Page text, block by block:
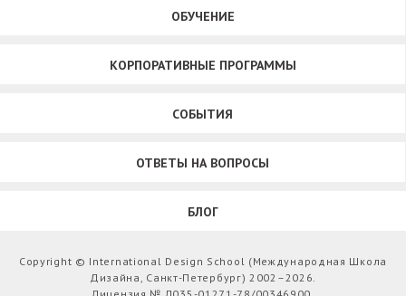
ОБУЧЕНИЕ
КОРПОРАТИВНЫЕ ПРОГРАММЫ
СОБЫТИЯ
ОТВЕТЫ НА ВОПРОСЫ
БЛОГ
Copyright © International Design School (Международная Школа
Дизайна, Санкт-Петербург) 2002–2026.